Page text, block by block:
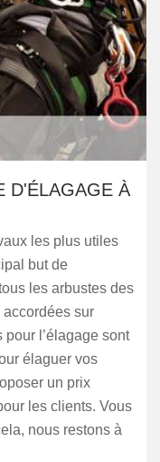
D'ÉLAGAGE À
les plus utiles
but de
les arbustes des
sur
l’élagage sont
élaguer vos
un prix
les clients. Vous
nous restons à